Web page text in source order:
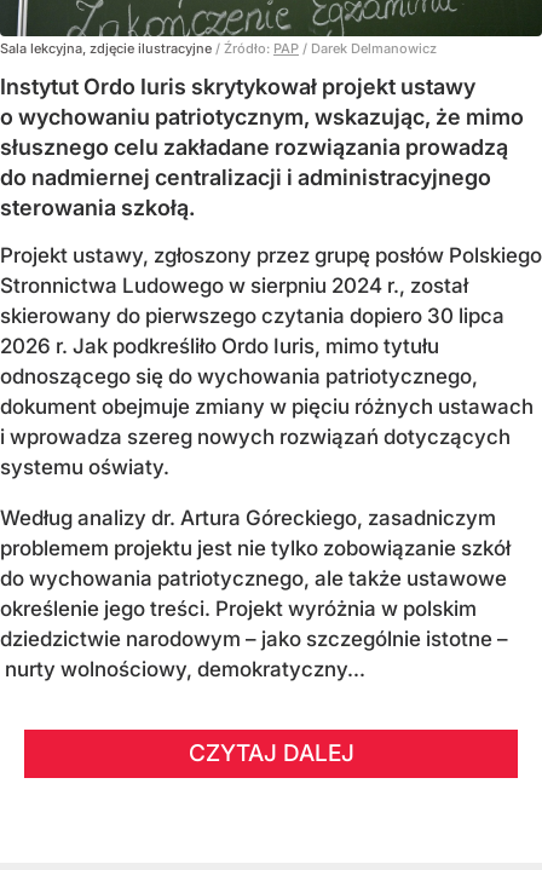
Sala lekcyjna, zdjęcie ilustracyjne / Źródło: PAP / Darek Delmanowicz
Instytut Ordo Iuris skrytykował projekt ustawy
o wychowaniu patriotycznym, wskazując, że mimo
słusznego celu zakładane rozwiązania prowadzą
do nadmiernej centralizacji i administracyjnego
sterowania szkołą.
Projekt ustawy, zgłoszony przez grupę posłów Polskiego
Stronnictwa Ludowego w sierpniu 2024 r., został
skierowany do pierwszego czytania dopiero 30 lipca
2026 r. Jak podkreśliło Ordo Iuris, mimo tytułu
odnoszącego się do wychowania patriotycznego,
dokument obejmuje zmiany w pięciu różnych ustawach
i wprowadza szereg nowych rozwiązań dotyczących
systemu oświaty.
Według analizy dr. Artura Góreckiego, zasadniczym
problemem projektu jest nie tylko zobowiązanie szkół
do wychowania patriotycznego, ale także ustawowe
określenie jego treści. Projekt wyróżnia w polskim
dziedzictwie narodowym – jako szczególnie istotne –
nurty wolnościowy, demokratyczny...
CZYTAJ DALEJ